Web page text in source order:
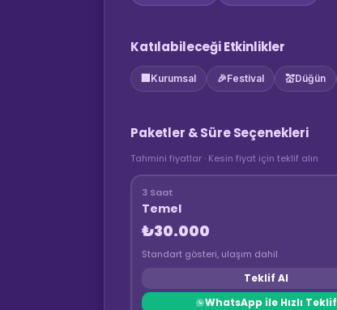
Katılabileceği Etkinlikler
🏢 Kurumsal 🎉Festival 💒Düğün
Paketler & Süre Seçenekleri
Tahmini fiyatlar · Kesin fiyat için teklif alın
3 Saat
Temel
₺30.000
Standart gösteri, ulaşım dahil
Teklif Al
WhatsApp ile Hızlı Teklif